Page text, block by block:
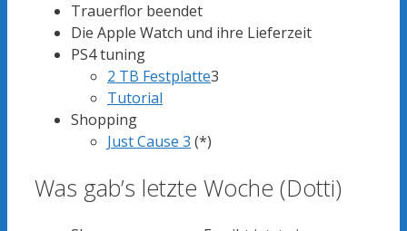
Trauerflor beendet
Die Apple Watch und ihre Lieferzeit
PS4 tuning
2 TB Festplatte3
Tutorial
Shopping
Just Cause 3 (*)
Was gab’s letzte Woche (Dotti)